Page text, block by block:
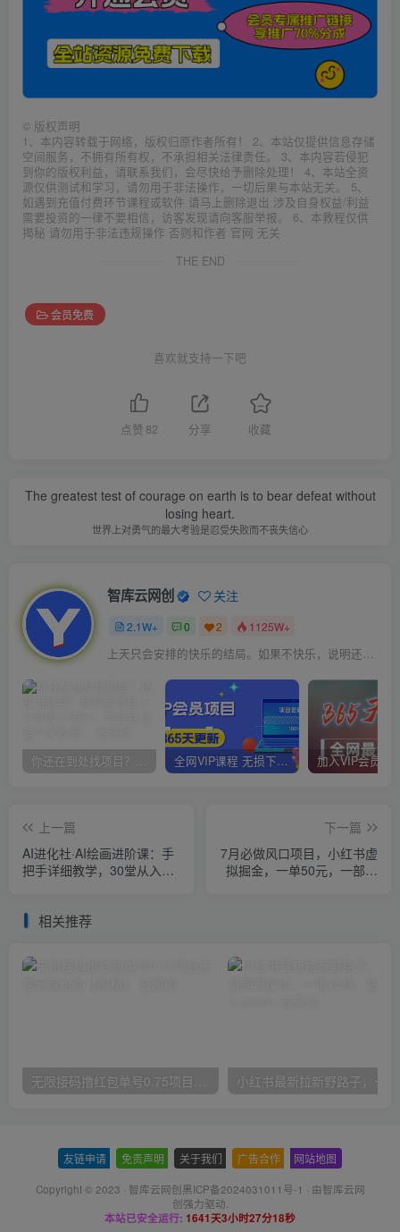
© 版权声明
1、本内容转载于网络，版权归原作者所有！ 2、本站仅提供信息存储
空间服务，不拥有所有权，不承担相关法律责任。 3、本内容若侵犯
到你的版权利益，请联系我们，会尽快给予删除处理！ 4、本站全资
源仅供测试和学习，请勿用于非法操作，一切后果与本站无关。 5、
如遇到充值付费环节课程或软件 请马上删除退出 涉及自身权益/利益
需要投资的一律不要相信，访客发现请向客服举报。 6、本教程仅供
揭秘 请勿用于非法违规操作 否则和作者 官网 无关
THE END
会员免费
喜欢就支持一下吧
点赞 82 分享 收藏
The greatest test of courage on earth is to bear defeat without
losing heart.
世界上对勇气的最大考验是忍受失败而不丧失信心
智库云网创 关注
2.1W+ 0 2 1125W+
上天只会安排的快乐的结局。如果不快乐，说明还不是最后结局
你还在到处找项目？还在当韭菜？我靠卖项目一个月收入5万+，曾经我也是个失败者。 全网VIP课程 无损下载~
上一篇
AI进化社·AI绘画进阶课：手
把手详细教学，30堂从入门
下一篇
7月必做风口项目，小红书虚
拟掘金，一单50元，一部手
相关推荐
无限接码撸红包单号0.75项目无偿分享给你【揭秘】
友链申请 免责声明 关于我们 广告合作 网站地图
Copyright © 2023 · 智库云网创黑ICP备2024031011号-1 · 由智库云网
创强力驱动.
本站已安全运行: 1641天3小时27分18秒